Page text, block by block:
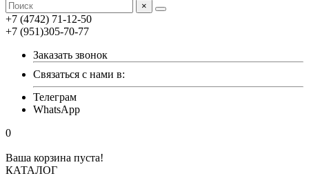
×
+7 (4742) 71-12-50
+7 (951)305-70-77
Заказать звонок
Связаться с нами в:
Телеграм
WhatsApp
0
Ваша корзина пуста!
КАТАЛОГ